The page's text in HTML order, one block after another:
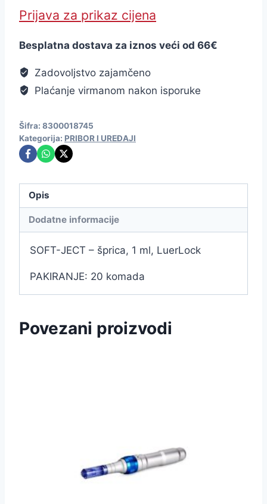
Prijava za prikaz cijena
Besplatna dostava za iznos veći od 66€
Zadovoljstvo zajamčeno
Plaćanje virmanom nakon isporuke
Šifra: 8300018745
Kategorija: PRIBOR I UREĐAJI
Opis
Dodatne informacije
SOFT-JECT – šprica, 1 ml, LuerLock
PAKIRANJE: 20 komada
Povezani proizvodi